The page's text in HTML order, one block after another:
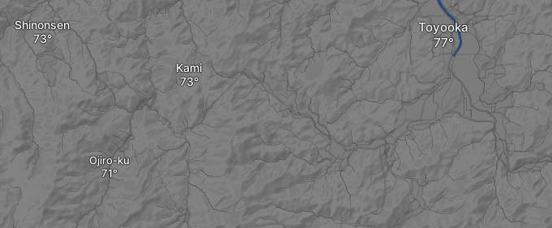
Shinonsen
Kami
Toyooka
Ojiro-ku